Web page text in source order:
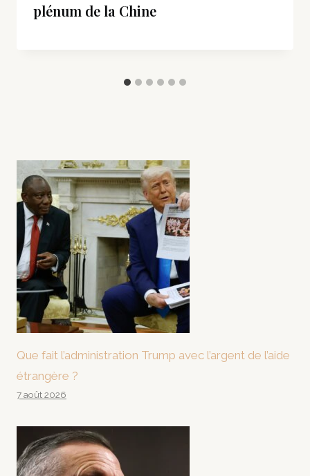
plénum de la Chine
Que fait l’administration Trump avec l’argent de l’aide
étrangère ?
7 août 2026